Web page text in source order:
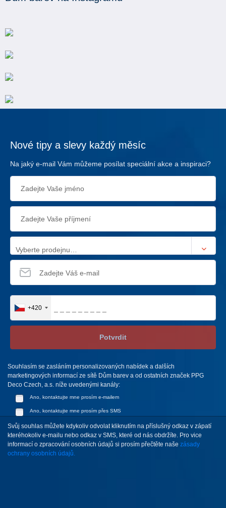
Nové tipy a slevy každý měsíc
Na jaký e-mail Vám můžeme posílat speciální akce a inspiraci?
Vyberte prodejnu…
+420
Potvrdit
Souhlasím se zasláním personalizovaných nabídek a dalších
marketingových informací ze sítě Dům barev a od ostatních značek PPG
Deco Czech, a.s. níže uvedenými kanály:
Ano, kontaktujte mne prosím e-mailem
Ano, kontaktujte mne prosím přes SMS
Svůj souhlas můžete kdykoliv odvolat kliknutím na příslušný odkaz v zápatí
kteréhokoliv e-mailu nebo odkaz v SMS, které od nás obdržíte. Pro vice
informací o zpracování osobních údajů si prosím přečtěte naše zásady
ochrany osobních údajů.